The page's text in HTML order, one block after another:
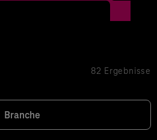
82 Ergebnisse
Branche